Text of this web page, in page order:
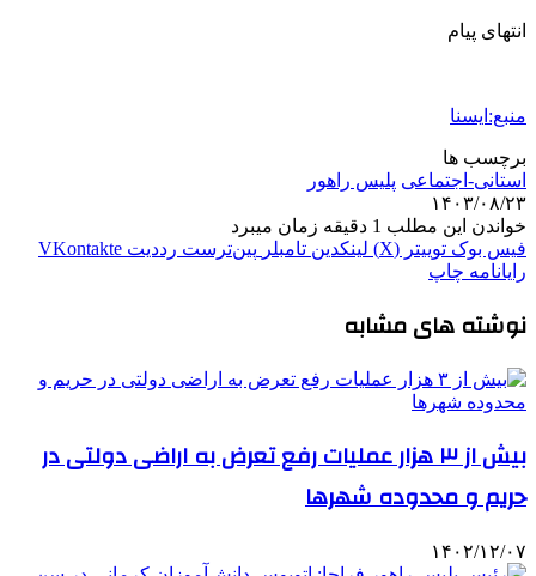
انتهای پیام
منبع:ایسنا
برچسب ها
استانی-اجتماعی پليس راهور
۱۴۰۳/۰۸/۲۳
خواندن این مطلب 1 دقیقه زمان میبرد
فیس بوک توییتر (X) لینکدین ‫تامبلر ‫پین‌ترست ‫رددیت ‫VKontakte
رایانامه چاپ
نوشته های مشابه
بیش از ۳ هزار عملیات رفع تعرض به اراضی دولتی در
حریم و محدوده شهرها
۱۴۰۲/۱۲/۰۷